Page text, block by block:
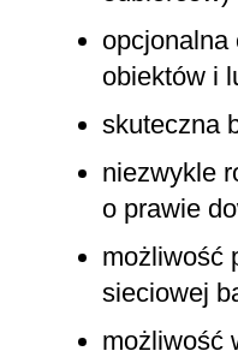
opcjonalna
obiektów i
skuteczna
niezwykle
o prawie
możliwość
sieciowej
możliwość